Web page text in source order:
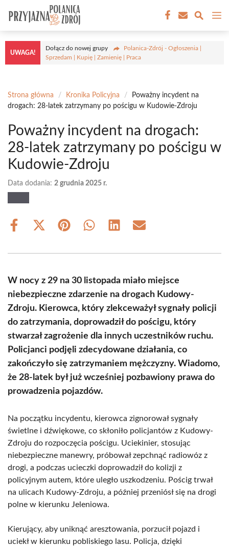
treści
UWAGA!
Dołącz do nowej grupy
Polanica-Zdrój - Ogłoszenia |
Sprzedam | Kupię | Zamienię | Praca
Strona główna / Kronika Policyjna /
Poważny incydent na
drogach: 28-latek zatrzymany po pościgu w Kudowie-Zdroju
Poważny incydent na drogach:
28-latek zatrzymany po pościgu w
Kudowie-Zdroju
Data dodania: 2 grudnia 2025 r.
Share
Share
(Twitter)
Share Share Share Share
W nocy z 29 na 30 listopada miało miejsce
niebezpieczne zdarzenie na drogach Kudowy-
Zdroju. Kierowca, który zlekceważył sygnały policji
do zatrzymania, doprowadził do pościgu, który
stwarzał zagrożenie dla innych uczestników ruchu.
Policjanci podjęli zdecydowane działania, co
zakończyło się zatrzymaniem mężczyzny. Wiadomo,
że 28-latek był już wcześniej pozbawiony prawa do
prowadzenia pojazdów.
Na początku incydentu, kierowca zignorował sygnały
świetlne i dźwiękowe, co skłoniło policjantów z Kudowy-
Zdroju do rozpoczęcia pościgu. Uciekinier, stosując
niebezpieczne manewry, próbował zepchnąć radiowóz z
drogi, a podczas ucieczki doprowadził do kolizji z
policyjnym autem, które uległo uszkodzeniu. Pościg trwał
na ulicach Kudowy-Zdroju, a później przeniósł się na drogi
polne w kierunku Jeleniowa.
Kierujący, aby uniknąć aresztowania, porzucił pojazd i
uciekł w kierunku pobliskiego lasu. Policja, dzięki